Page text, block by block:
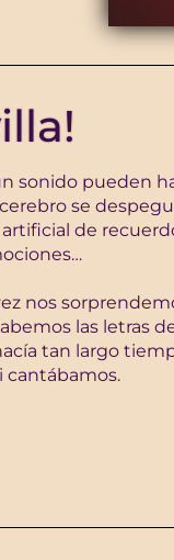
sonido pueden
se
de
nos
las letras
tan largo
cantábamos.